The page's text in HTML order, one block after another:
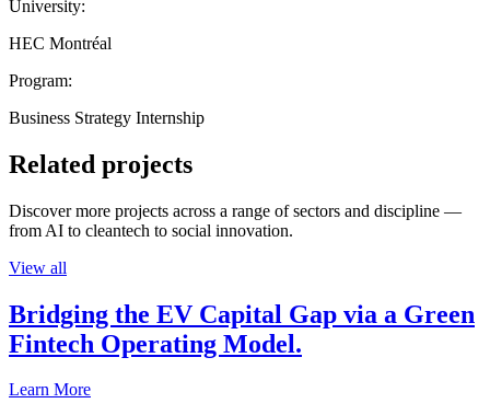
University:
HEC Montréal
Program:
Business Strategy Internship
Related projects
Discover more projects across a range of sectors and discipline —
from AI to cleantech to social innovation.
View all
Bridging the EV Capital Gap via a Green
Fintech Operating Model.
Learn More